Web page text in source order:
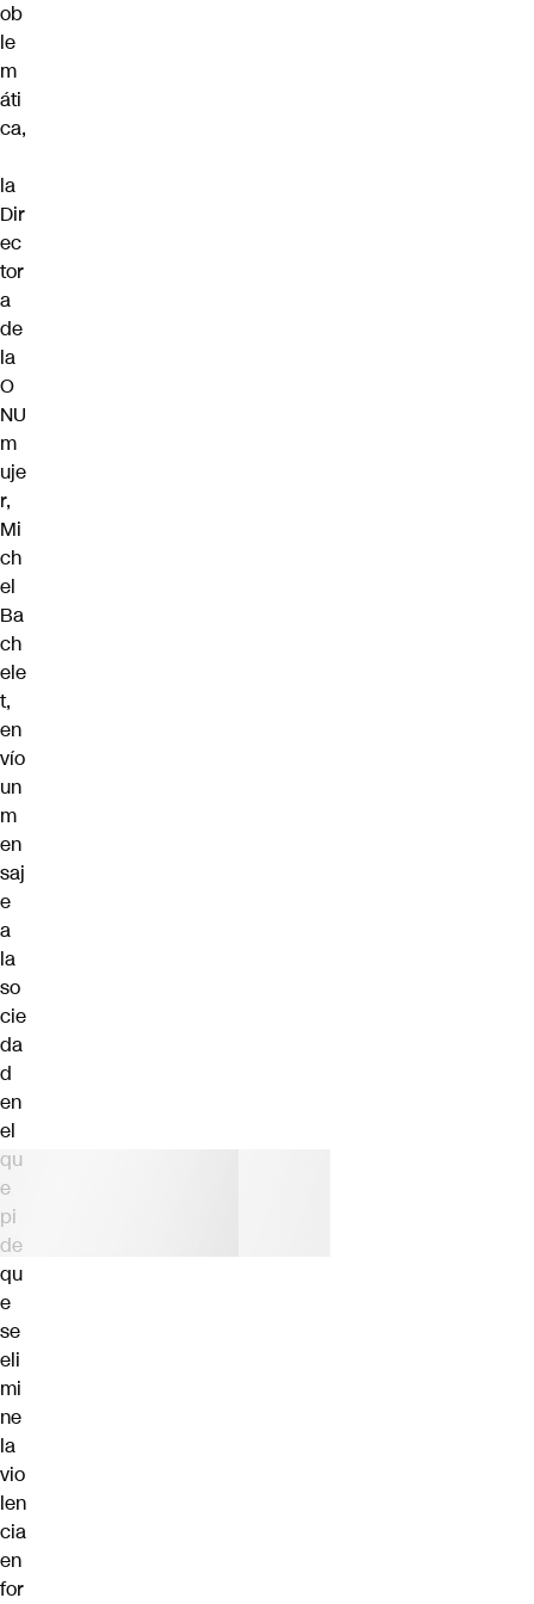
ob
le
m
áti
ca,
la
Dir
ec
tor
a
de
la
O
NU
m
uje
r,
Mi
ch
el
Ba
ch
ele
t,
en
vío
un
m
en
saj
e
a
la
so
cie
da
d
en
el
qu
e
pi
de
qu
e
se
eli
mi
ne
la
vio
len
cia
en
for